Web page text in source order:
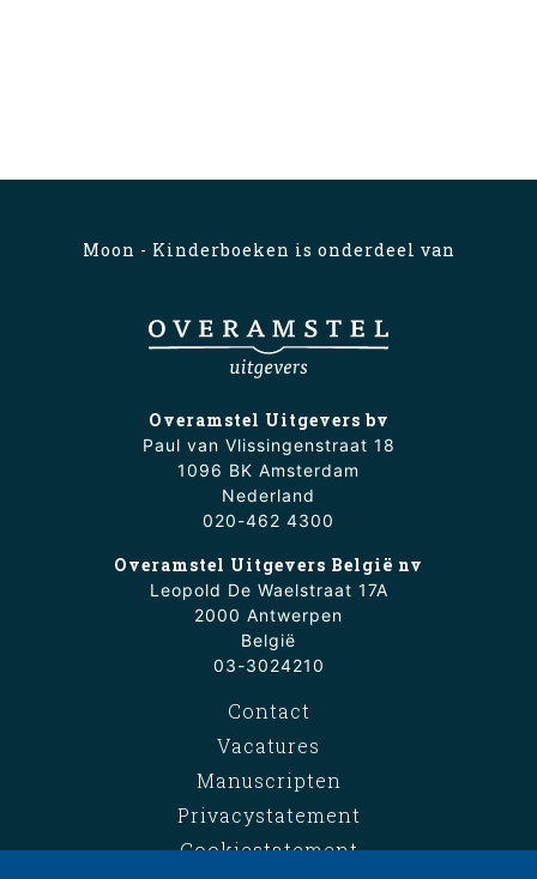
Moon - Kinderboeken is onderdeel van
Overamstel Uitgevers bv
Paul van Vlissingenstraat 18
1096 BK Amsterdam
Nederland
020-462 4300
Overamstel Uitgevers België nv
Leopold De Waelstraat 17A
2000 Antwerpen
België
03-3024210
Contact
Vacatures
Manuscripten
Privacystatement
Cookiestatement